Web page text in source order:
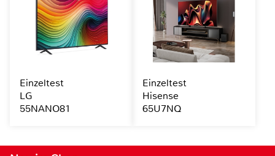
Einzeltest
LG
55NANO81
Einzeltest
Hisense
65U7NQ